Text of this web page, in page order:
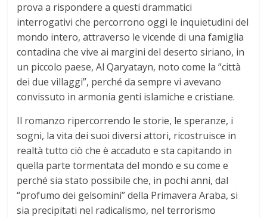
prova a rispondere a questi drammatici
interrogativi che percorrono oggi le inquietudini del
mondo intero, attraverso le vicende di una famiglia
contadina che vive ai margini del deserto siriano, in
un piccolo paese, Al Qaryatayn, noto come la “città
dei due villaggi”, perché da sempre vi avevano
convissuto in armonia genti islamiche e cristiane.
Il romanzo ripercorrendo le storie, le speranze, i
sogni, la vita dei suoi diversi attori, ricostruisce in
realtà tutto ciò che è accaduto e sta capitando in
quella parte tormentata del mondo e su come e
perché sia stato possibile che, in pochi anni, dal
“profumo dei gelsomini” della Primavera Araba, si
sia precipitati nel radicalismo, nel terrorismo